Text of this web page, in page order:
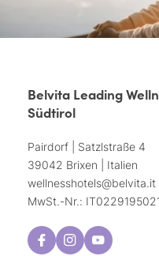
Belvita Leading
Südtirol
Pairdorf | Satzlstraße 4
39042 Brixen | Italien
wellnesshotels@belvita.it
MwSt.-Nr.: